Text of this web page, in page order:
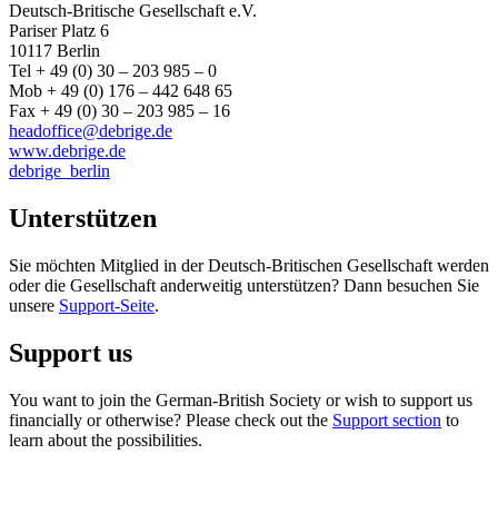
Deutsch-Britische Gesellschaft e.V.
Pariser Platz 6
10117 Berlin
Tel + 49 (0) 30 – 203 985 – 0
Mob + 49 (0) 176 – 442 648 65
Fax + 49 (0) 30 – 203 985 – 16
headoffice@debrige.de
www.debrige.de
debrige_berlin
Unterstützen
Sie möchten Mitglied in der Deutsch-Britischen Gesellschaft werden
oder die Gesellschaft anderweitig unterstützen? Dann besuchen Sie
unsere Support-Seite.
Support us
You want to join the German-British Society or wish to support us
financially or otherwise? Please check out the Support section to
learn about the possibilities.